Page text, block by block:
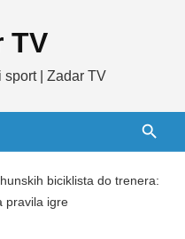
TV
| Zadar TV
biciklista do trenera:
pravila igre